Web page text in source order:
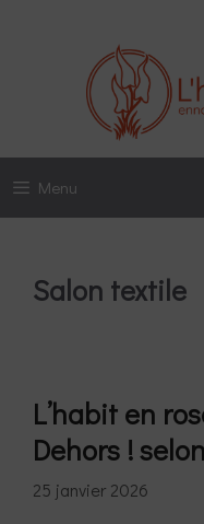
Menu
Salon textile
L’habit en
Dehors !
25 janvier 2026